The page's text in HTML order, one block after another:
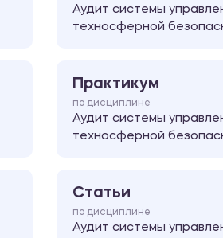
Аудит системы
техносферной
Практикум
по дисциплине
Аудит системы
техносферной
Статьи
по дисциплине
Аудит системы